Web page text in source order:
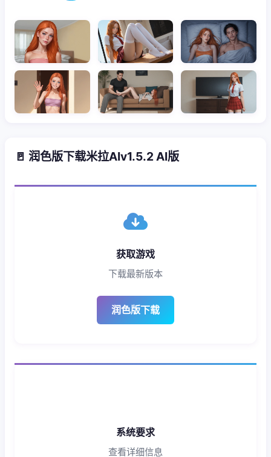
🚪 润色版下载米拉AIv1.5.2 AI版
获取游戏
下载最新版本
润色版下载
系统要求
查看详细信息